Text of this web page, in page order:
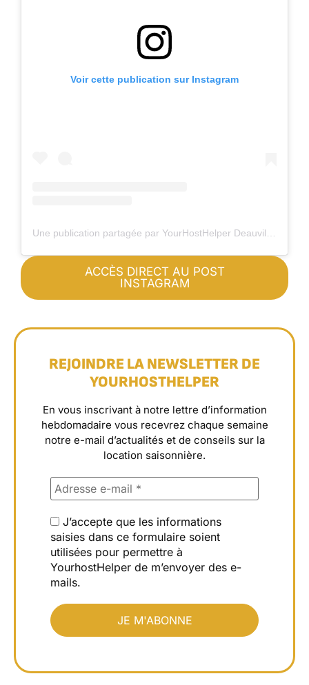
Voir cette publication sur Instagram
Une publication partagée par YourHostHelper Deauville (@yourhosthelperdeauville)
ACCÈS DIRECT AU POST
INSTAGRAM
REJOINDRE LA NEWSLETTER DE
YOURHOSTHELPER
En vous inscrivant à notre lettre d’information
hebdomadaire vous recevrez chaque semaine
notre e-mail d’actualités et de conseils sur la
location saisonnière.
J’accepte que les informations
saisies dans ce formulaire soient
utilisées pour permettre à
YourhostHelper de m’envoyer des e-
mails.